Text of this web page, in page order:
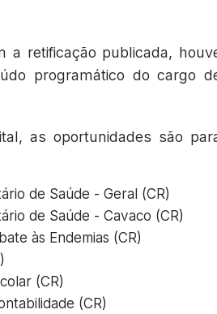
a retificação publicada,
programático do cargo
as oportunidades são
de Saúde - Geral (CR)
de Saúde - Cavaco (CR)
às Endemias (CR)
(CR)
(CR)